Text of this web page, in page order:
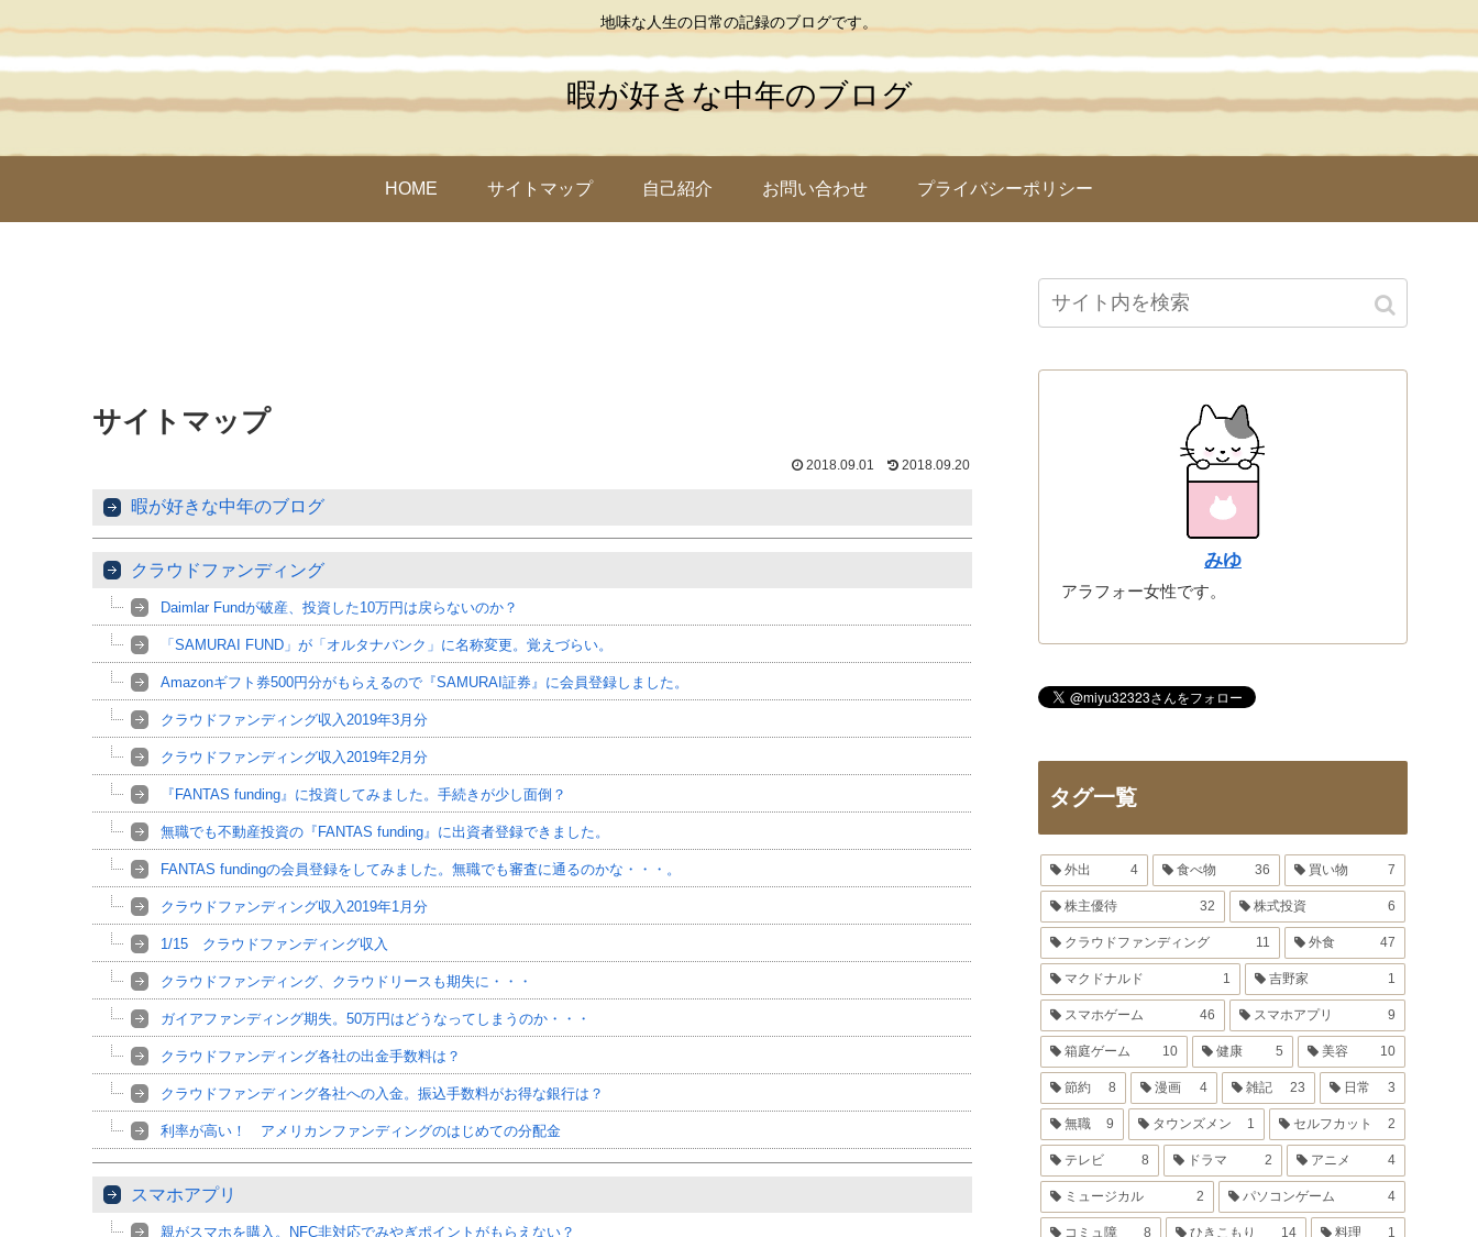
地味な人生の日常の記録のブログです。
暇が好きな中年のブログ
HOME サイトマップ 自己紹介 お問い合わせ プライバシーポリシー
サイトマップ
2018.09.01 2018.09.20
暇が好きな中年のブログ
クラウドファンディング
Daimlar Fundが破産、投資した10万円は戻らないのか？
「SAMURAI FUND」が「オルタナバンク」に名称変更。覚えづらい。
Amazonギフト券500円分がもらえるので『SAMURAI証券』に会員登録しました。
クラウドファンディング収入2019年3月分
クラウドファンディング収入2019年2月分
『FANTAS funding』に投資してみました。手続きが少し面倒？
無職でも不動産投資の『FANTAS funding』に出資者登録できました。
FANTAS fundingの会員登録をしてみました。無職でも審査に通るのかな・・・。
クラウドファンディング収入2019年1月分
1/15 クラウドファンディング収入
クラウドファンディング、クラウドリースも期失に・・・
ガイアファンディング期失。50万円はどうなってしまうのか・・・
クラウドファンディング各社の出金手数料は？
クラウドファンディング各社への入金。振込手数料がお得な銀行は？
利率が高い！ アメリカンファンディングのはじめての分配金
スマホアプリ
親がスマホを購入。NFC非対応でみやぎポイントがもらえない？
みゆ
アラフォー女性です。
タグ一覧
外出 4 食べ物 36 買い物 7
株主優待 32 株式投資 6
クラウドファンディング 11 外食 47
マクドナルド 1 吉野家 1
スマホゲーム 46 スマホアプリ 9
箱庭ゲーム 10 健康 5 美容 10
節約 8 漫画 4 雑記 23 日常 3
無職 9 タウンズメン 1 セルフカット 2
テレビ 8 ドラマ 2 アニメ 4
ミュージカル 2 パソコンゲーム 4
コミュ障 8 ひきこもり 14 料理 1